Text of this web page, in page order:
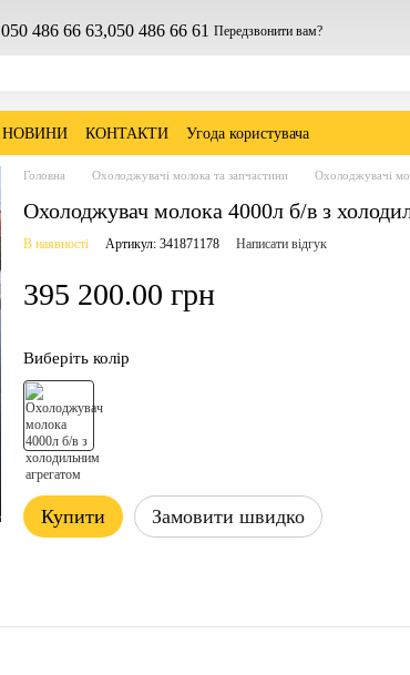
050 486 66 63,050 486 66 61 Передзвонити вам?
НОВИНИ КОНТАКТИ Угода користувача
Головна Охолоджувачі молока та запчастини Охолоджувачі
Охолоджувач молока 4000л б/в з
В наявності Артикул: 341871178 Написати відгук
395 200.00 грн
Виберіть колір
Купити Замовити швидко